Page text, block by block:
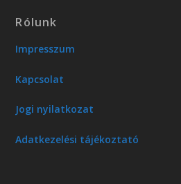
Rólunk
Impresszum
Kapcsolat
Jogi nyilatkozat
Adatkezelési tájékoztató